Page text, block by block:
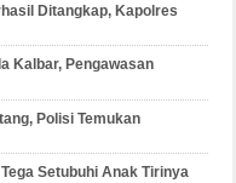
Ditangkap, Kapolres
Kalbar, Pengawasan
Polisi Temukan
Setubuhi Anak Tirinya